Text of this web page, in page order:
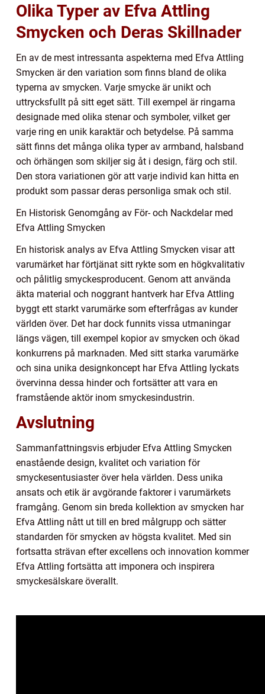
Olika Typer av Efva Attling
Smycken och Deras Skillnader
En av de mest intressanta aspekterna med Efva Attling
Smycken är den variation som finns bland de olika
typerna av smycken. Varje smycke är unikt och
uttrycksfullt på sitt eget sätt. Till exempel är ringarna
designade med olika stenar och symboler, vilket ger
varje ring en unik karaktär och betydelse. På samma
sätt finns det många olika typer av armband, halsband
och örhängen som skiljer sig åt i design, färg och stil.
Den stora variationen gör att varje individ kan hitta en
produkt som passar deras personliga smak och stil.
En Historisk Genomgång av För- och Nackdelar med
Efva Attling Smycken
En historisk analys av Efva Attling Smycken visar att
varumärket har förtjänat sitt rykte som en högkvalitativ
och pålitlig smyckesproducent. Genom att använda
äkta material och noggrant hantverk har Efva Attling
byggt ett starkt varumärke som efterfrågas av kunder
världen över. Det har dock funnits vissa utmaningar
längs vägen, till exempel kopior av smycken och ökad
konkurrens på marknaden. Med sitt starka varumärke
och sina unika designkoncept har Efva Attling lyckats
övervinna dessa hinder och fortsätter att vara en
framstående aktör inom smyckesindustrin.
Avslutning
Sammanfattningsvis erbjuder Efva Attling Smycken
enastående design, kvalitet och variation för
smyckesentusiaster över hela världen. Dess unika
ansats och etik är avgörande faktorer i varumärkets
framgång. Genom sin breda kollektion av smycken har
Efva Attling nått ut till en bred målgrupp och sätter
standarden för smycken av högsta kvalitet. Med sin
fortsatta strävan efter excellens och innovation kommer
Efva Attling fortsätta att imponera och inspirera
smyckesälskare överallt.